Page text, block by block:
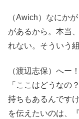
（Awich）なにか
があるから。本当
れない。そういう
（渡辺志保）へー
「ここはどうな
持ちもあるんです
を伝えたいのは、